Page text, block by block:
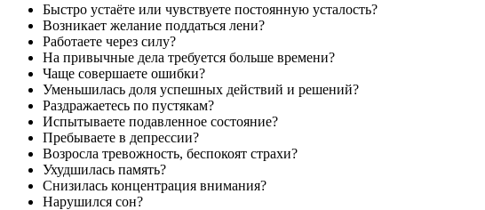
Быстро устаёте или чувствуете постоянную усталость?
Возникает желание поддаться лени?
Работаете через силу?
На привычные дела требуется больше времени?
Чаще совершаете ошибки?
Уменьшилась доля успешных действий и решений?
Раздражаетесь по пустякам?
Испытываете подавленное состояние?
Пребываете в депрессии?
Возросла тревожность, беспокоят страхи?
Ухудшилась память?
Снизилась концентрация внимания?
Нарушился сон?